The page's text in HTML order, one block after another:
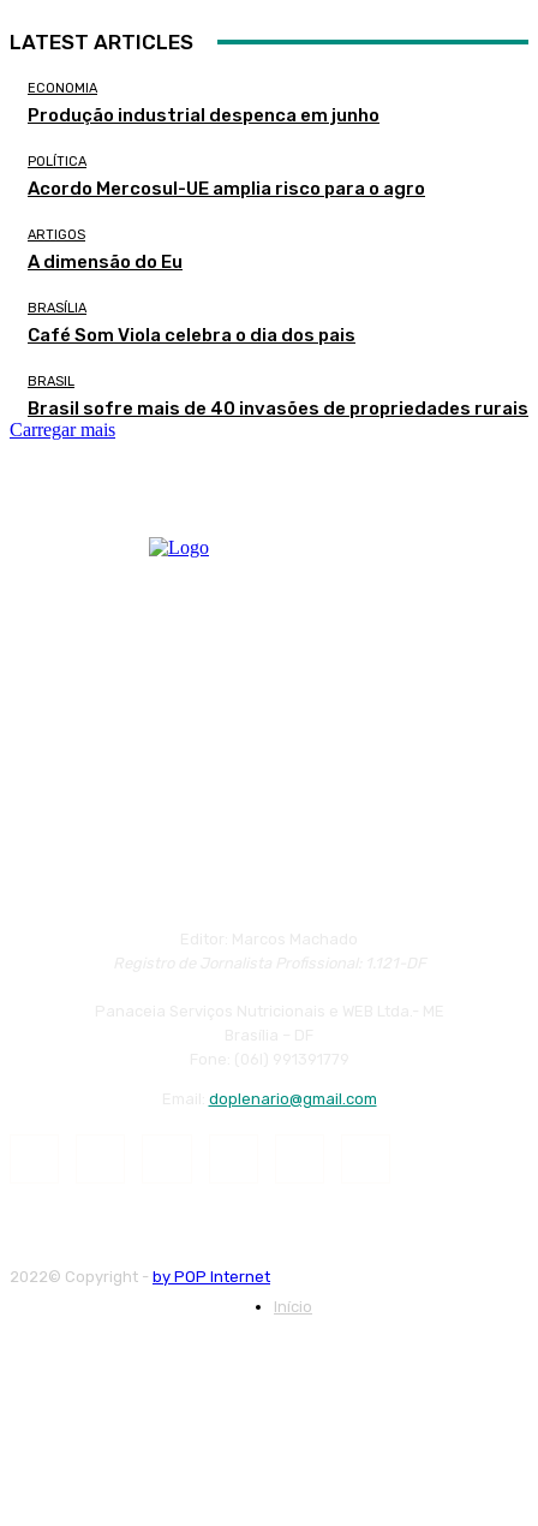
LATEST ARTICLES
ECONOMIA
Produção industrial despenca em junho
POLÍTICA
Acordo Mercosul-UE amplia risco para o agro
ARTIGOS
A dimensão do Eu
BRASÍLIA
Café Som Viola celebra o dia dos pais
BRASIL
Brasil sofre mais de 40 invasões de propriedades rurais
Carregar mais
doplenario@gmail.com
2022© Copyright - by POP Internet
Início